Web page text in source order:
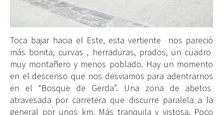
Toca bajar hacia el Este, esta vertiente nos pareció
más bonita, curvas , herraduras, prados, un cuadro
muy montañero y menos poblado. Hay un momento
en el descenso que nos desviamos para adentrarnos
en el “Bosque de Gerda”. Una zona de abetos
atravesada por carretera que discurre paralela a la
general por unos km. Más tranquila y vistosa. Poco